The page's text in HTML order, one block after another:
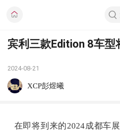
宾利三款Edition 8车型
2024-08-21
XCP彭煜曦
在即将到来的2024成都车